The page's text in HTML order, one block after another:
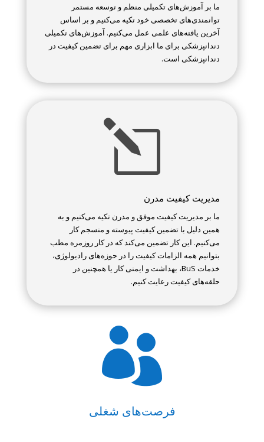
ما بر آموزش‌های تکمیلی منظم و توسعه مستمر
توانمندی‌های تخصصی خود تکیه می‌کنیم و بر اساس
آخرین یافته‌های علمی عمل می‌کنیم. آموزش‌های تکمیلی
دندانپزشکی برای ما ابزاری مهم برای تضمین کیفیت در
دندانپزشکی است.
l
مدیریت کیفیت مدرن
ما بر مدیریت کیفیت موفق و مدرن تکیه می‌کنیم و به
همین دلیل با تضمین کیفیت پیوسته و منسجم کار
می‌کنیم. این کار تضمین می‌کند که در کار روزمره مطب
بتوانیم همه الزامات کیفیت را در حوزه‌های رادیولوژی،
خدمات BuS، بهداشت و ایمنی کار یا همچنین در
حلقه‌های کیفیت رعایت کنیم.

فرصت‌های شغلی